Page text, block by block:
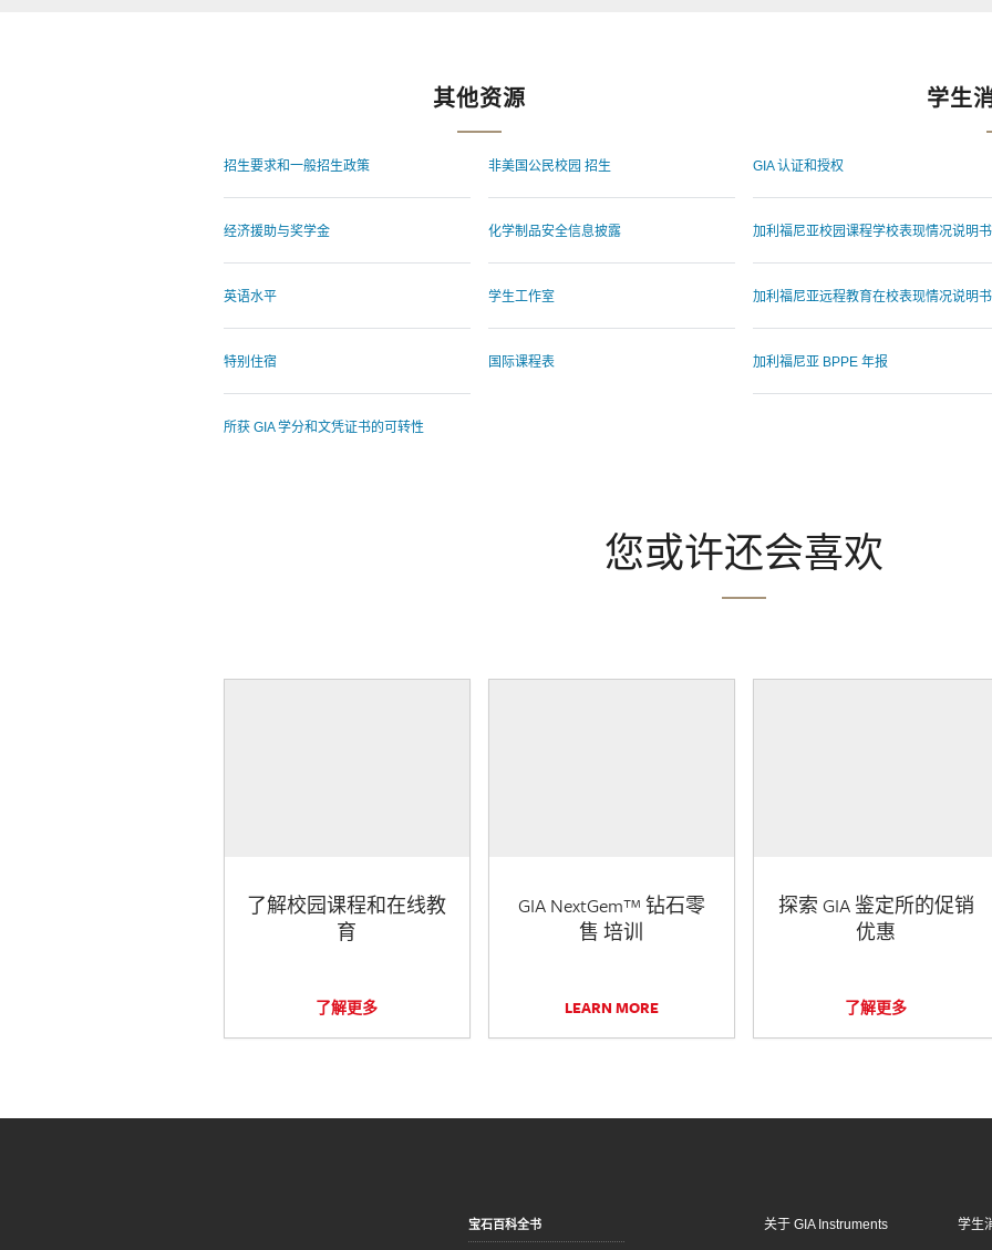
其他资源
招生要求和一般招生政策
经济援助与奖学金
英语水平
特别住宿
所获 GIA 学分和文凭证书的可转性
非美国公民校园 招生
化学制品安全信息披露
学生工作室
国际课程表
学生
GIA 认证和授权
加利福尼亚校园课程学校表现情况说明书
加利福尼亚远程教育在校表现情况说明书
加利福尼亚 BPPE 年报
您或许还会喜欢
了解校园课程和在线教
育
了解更多
GIA NextGem™ 钻石零
售 培训
LEARN MORE
探索 GIA 鉴定所的促销
优惠
了解更多
宝石百科全书 关于 GIA Instruments 学生